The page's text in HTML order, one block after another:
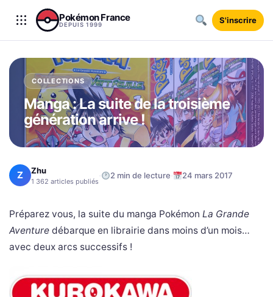
Aller au contenu
Pokémon France
DEPUIS 1999 S'inscrire
COLLECTIONS
Manga : La suite de la troisième
génération arrive !
Z Zhu
1 362 articles publiés · 2 min de lecture· 24 mars 2017
Préparez vous, la suite du manga Pokémon La Grande
Aventure débarque en librairie dans moins d’un mois…
avec deux arcs successifs !